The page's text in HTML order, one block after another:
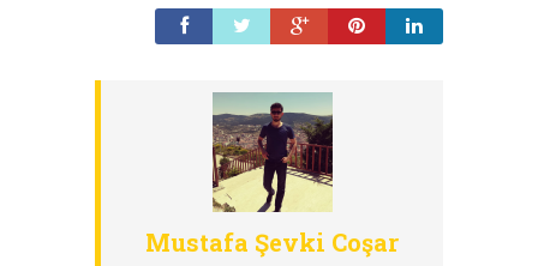
Mustafa Şevki Coşar